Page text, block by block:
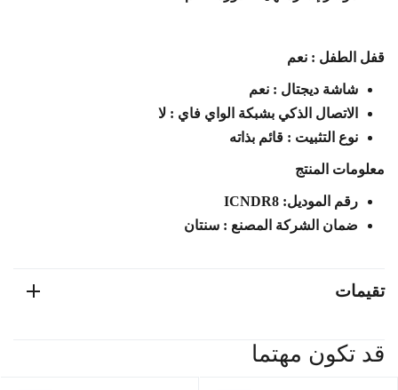
قفل الطفل : نعم
شاشة ديجتال : نعم
الاتصال الذكي بشبكة الواي فاي : لا
نوع التثبيت : قائم بذاته
معلومات المنتج
رقم الموديل: ICNDR8
ضمان الشركة المصنع : سنتان
تقيمات
قد تكون مهتما